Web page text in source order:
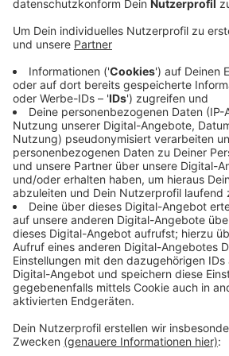
einem Zugangscode für einen
Veröffentlicht:Mittwoch, 24.02.2021
Anzeige
Den Termin hatten sie von einem
aus dem Rhein-Kreis erhalten. Bei
Eingangskontrolle fiel der
Betrüger mussten ohne eine
Konsequenzen müssen sie nicht
Kreis Neuss will nun aber die
Impfzentrum überarbeiten. In den
nur geimpft, wer aus der jeweiligen
jeweiligen Kreis kommt oder dort